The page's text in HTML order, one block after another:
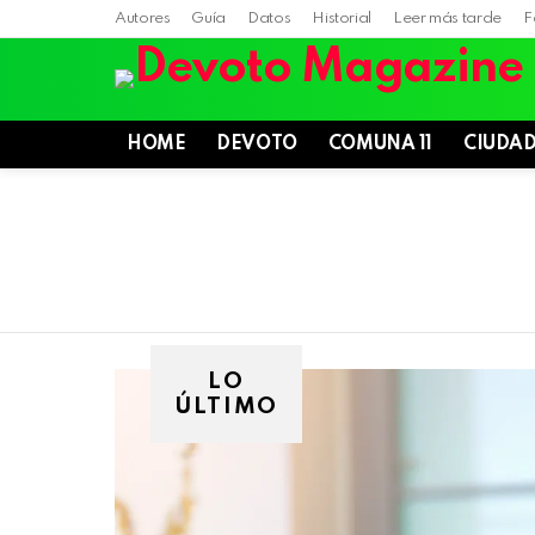
Autores Guía Datos Historial Leer más tarde
HOME DEVOTO COMUNA 11 CIUDAD
LO
ÚLTIMO